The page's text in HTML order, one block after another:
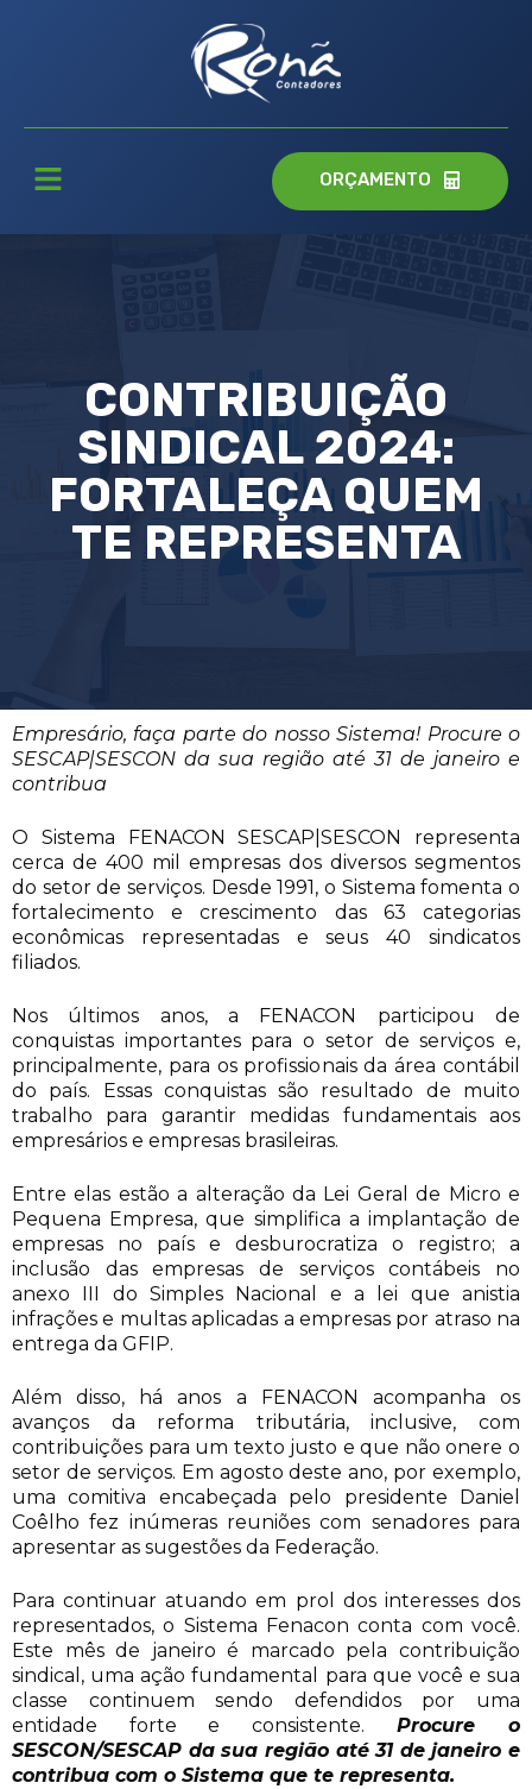
ORÇAMENTO
CONTRIBUIÇÃO
SINDICAL 2024:
FORTALEÇA QUEM
TE REPRESENTA
Empresário, faça parte do nosso Sistema! Procure o
SESCAP|SESCON da sua região até 31 de janeiro e
contribua
O Sistema FENACON SESCAP|SESCON representa
cerca de 400 mil empresas dos diversos segmentos
do setor de serviços. Desde 1991, o Sistema fomenta o
fortalecimento e crescimento das 63 categorias
econômicas representadas e seus 40 sindicatos
filiados.
Nos últimos anos, a FENACON participou de
conquistas importantes para o setor de serviços e,
principalmente, para os profissionais da área contábil
do país. Essas conquistas são resultado de muito
trabalho para garantir medidas fundamentais aos
empresários e empresas brasileiras.
Entre elas estão a alteração da Lei Geral de Micro e
Pequena Empresa, que simplifica a implantação de
empresas no país e desburocratiza o registro; a
inclusão das empresas de serviços contábeis no
anexo III do Simples Nacional e a lei que anistia
infrações e multas aplicadas a empresas por atraso na
entrega da GFIP.
Além disso, há anos a FENACON acompanha os
avanços da reforma tributária, inclusive, com
contribuições para um texto justo e que não onere o
setor de serviços. Em agosto deste ano, por exemplo,
uma comitiva encabeçada pelo presidente Daniel
Coêlho fez inúmeras reuniões com senadores para
apresentar as sugestões da Federação.
Para continuar atuando em prol dos interesses dos
representados, o Sistema Fenacon conta com você.
Este mês de janeiro é marcado pela contribuição
sindical, uma ação fundamental para que você e sua
classe continuem sendo defendidos por uma
entidade forte e consistente. Procure o
SESCON/SESCAP da sua região até 31 de janeiro e
contribua com o Sistema que te representa.